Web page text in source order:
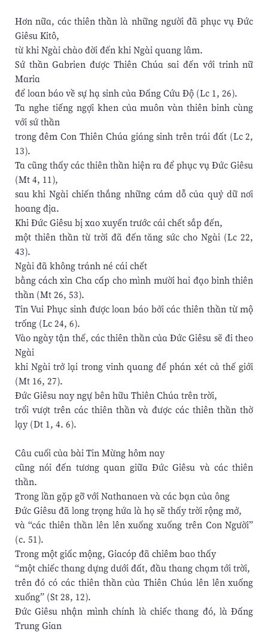
Hơn nữa, các thiên thần là những người đã phục vụ Đức
Giêsu Kitô,
từ khi Ngài chào đời đến khi Ngài quang lâm.
Sứ thần Gabrien được Thiên Chúa sai đến với trinh nữ
Maria
để loan báo về sự hạ sinh của Đấng Cứu Độ (Lc 1, 26).
Ta nghe tiếng ngợi khen của muôn vàn thiên binh cùng
với sứ thần
trong đêm Con Thiên Chúa giáng sinh trên trái đất (Lc 2,
13).
Ta cũng thấy các thiên thần hiện ra để phục vụ Đức Giêsu
(Mt 4, 11),
sau khi Ngài chiến thắng những cám dỗ của quỷ dữ nơi
hoang địa.
Khi Đức Giêsu bị xao xuyến trước cái chết sắp đến,
một thiên thần từ trời đã đến tăng sức cho Ngài (Lc 22,
43).
Ngài đã không tránh né cái chết
bằng cách xin Cha cấp cho mình mười hai đạo binh thiên
thần (Mt 26, 53).
Tin Vui Phục sinh được loan báo bởi các thiên thần từ mộ
trống (Lc 24, 6).
Vào ngày tận thế, các thiên thần của Đức Giêsu sẽ đi theo
Ngài
khi Ngài trở lại trong vinh quang để phán xét cả thế giới
(Mt 16, 27).
Đức Giêsu nay ngự bên hữu Thiên Chúa trên trời,
trổi vượt trên các thiên thần và được các thiên thần thờ
lạy (Dt 1, 4. 6).
Câu cuối của bài Tin Mừng hôm nay
cũng nói đến tương quan giữa Đức Giêsu và các thiên
thần.
Trong lần gặp gỡ với Nathanaen và các bạn của ông
Đức Giêsu đã long trọng hứa là họ sẽ thấy trời rộng mở,
và “các thiên thần lên lên xuống xuống trên Con Người”
(c. 51).
Trong một giấc mộng, Giacóp đã chiêm bao thấy
“một chiếc thang dựng dưới đất, đầu thang chạm tới trời,
trên đó có các thiên thần của Thiên Chúa lên lên xuống
xuống” (St 28, 12).
Đức Giêsu nhận mình chính là chiếc thang đó, là Đấng
Trung Gian